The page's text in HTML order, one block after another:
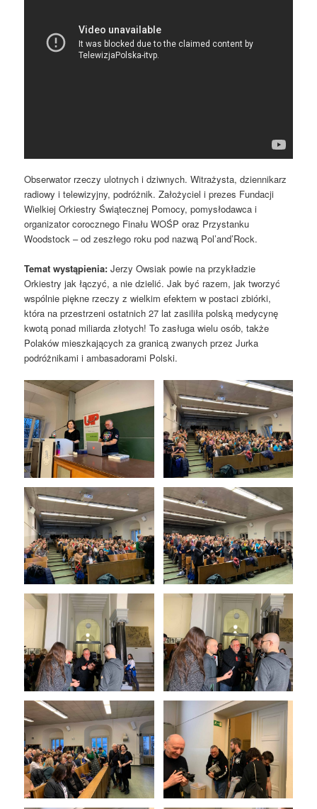
Obserwator rzeczy ulotnych i dziwnych. Witrażysta, dziennikarz
radiowy i telewizyjny, podróżnik. Założyciel i prezes Fundacji
Wielkiej Orkiestry Świątecznej Pomocy, pomysłodawca i
organizator corocznego Finału WOŚP oraz Przystanku
Woodstock – od zeszłego roku pod nazwą Pol’and’Rock.
Temat wystąpienia: Jerzy Owsiak powie na przykładzie
Orkiestry jak łączyć, a nie dzielić. Jak być razem, jak tworzyć
wspólnie piękne rzeczy z wielkim efektem w postaci zbiórki,
która na przestrzeni ostatnich 27 lat zasiliła polską medycynę
kwotą ponad miliarda złotych! To zasługa wielu osób, także
Polaków mieszkających za granicą zwanych przez Jurka
podróżnikami i ambasadorami Polski.